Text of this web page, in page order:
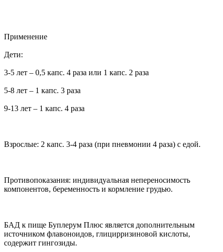
Применение
Дети:
3-5 лет – 0,5 капс. 4 раза или 1 капс. 2 раза
5-8 лет – 1 капс. 3 раза
9-13 лет – 1 капс. 4 раза
Взрослые: 2 капс. 3-4 раза (при пневмонии 4 раза) с едой.
Противопоказания: индивидуальная непереносимость
компонентов, беременность и кормление грудью.
БАД к пище Буплерум Плюс является дополнительным
источником флавоноидов, глицирризиновой кислоты,
содержит гингозиды.